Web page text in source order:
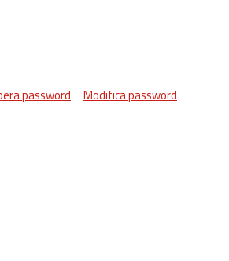
password Modifica password